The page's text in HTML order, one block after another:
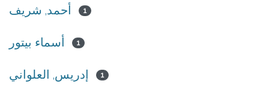
أحمد, شريف 1
أسماء بيتور 1
إدريس, العلواني 1